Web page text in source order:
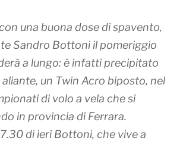
una buona dose di spavento,
Sandro Bottoni il pomeriggio
a lungo: è infatti precipitato
un Twin Acro biposto, nel
di volo a vela che si
in provincia di Ferrara.
di ieri Bottoni, che vive a